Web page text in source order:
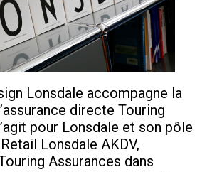
Lonsdale accompagne la
directe Touring
pour Lonsdale et son pôle
Lonsdale AKDV,
Assurances dans